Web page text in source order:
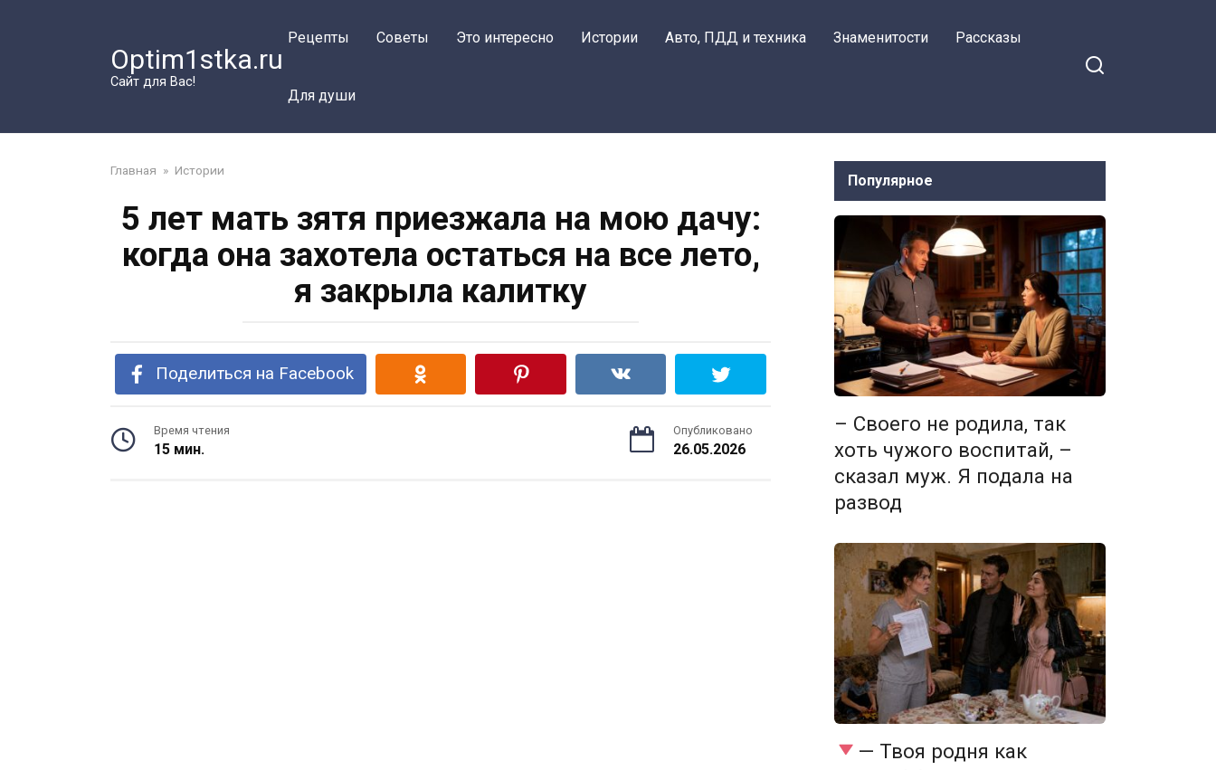
Optim1stka.ru
Сайт для Вас!
Рецепты Советы Это интересно Истории Авто, ПДД и техника Знаменитости Рассказы
Для души
Главная » Истории
5 лет мать зятя приезжала на мою дачу:
когда она захотела остаться на все лето,
я закрыла калитку
Поделиться на Facebook
Время чтения
15 мин.
Опубликовано
26.05.2026
Популярное
– Своего не родила, так
хоть чужого воспитай, –
сказал муж. Я подала на
развод
— Твоя родня как